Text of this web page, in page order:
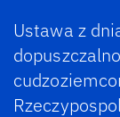
Ustawa z